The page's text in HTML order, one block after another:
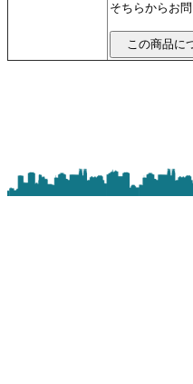
そちらからお